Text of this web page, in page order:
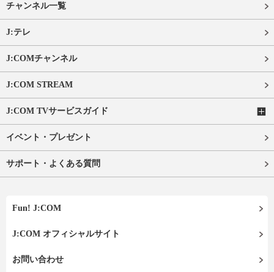
チャンネル一覧
J:テレ
J:COMチャンネル
J:COM STREAM
J:COM TVサービスガイド
イベント・プレゼント
サポート・よくある質問
Fun! J:COM
J:COM オフィシャルサイト
お問い合わせ